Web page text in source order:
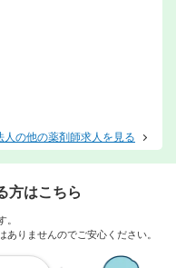
人の他の薬剤師求人を見る
方はこちら
。
りませんのでご安心ください。